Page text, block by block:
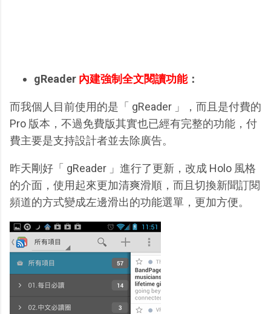
gReader 內建強制全文閱讀功能：
而我個人目前使用的是「 gReader 」，而且是付費的
Pro 版本，不過免費版其實也已經有完整的功能，付
費主要是支持設計者並去除廣告。
昨天剛好「 gReader 」進行了更新，改成 Holo 風格
的介面，使用起來更加清爽滑順，而且切換新聞訂閱
頻道的方式變成左邊滑出的功能選單，更加方便。